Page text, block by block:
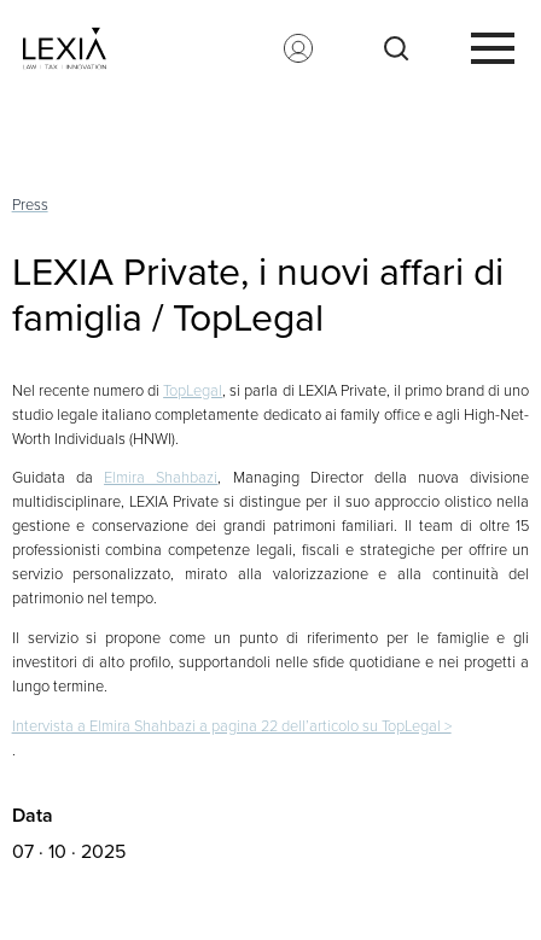
Press
LEXIA Private, i nuovi affari di
famiglia / TopLegal
Nel recente numero diTopLegal, si parla di LEXIA Private, il primo brand di uno
studio legale italiano completamente dedicato ai family office e agli High-Net-
Worth Individuals (HNWI).
Guidata da Elmira Shahbazi, Managing Director della nuova divisione
multidisciplinare, LEXIA Private si distingue per il suo approccio olistico nella
gestione e conservazione dei grandi patrimoni familiari. Il team di oltre 15
professionisti combina competenze legali, fiscali e strategiche per offrire un
servizio personalizzato, mirato alla valorizzazione e alla continuità del
patrimonio nel tempo.
Il servizio si propone come un punto di riferimento per le famiglie e gli
investitori di alto profilo, supportandoli nelle sfide quotidiane e nei progetti a
lungo termine.
Intervista a Elmira Shahbazi a pagina 22 dell’articolo su TopLegal >
.
Data
07 · 10 · 2025